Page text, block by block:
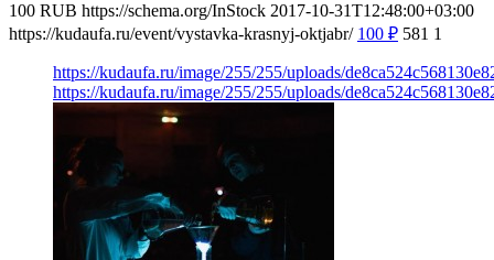
100 RUB https://schema.org/InStock 2017-10-31T12:48:00+03:00
https://kudaufa.ru/event/vystavka-krasnyj-oktjabr/ 100 ₽ 581 1
https://kudaufa.ru/image/255/255/uploads/
https://kudaufa.ru/image/255/255/uploads/